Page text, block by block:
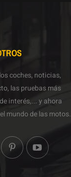
coches, noticias,
las pruebas más
interés,... y ahora
mundo de las motos.